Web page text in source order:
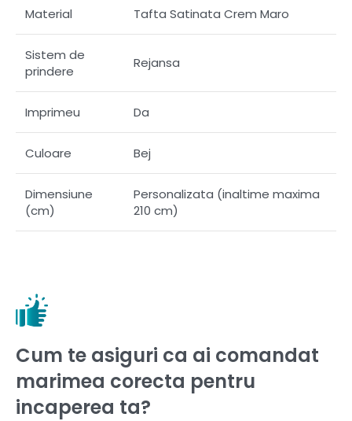
Material Tafta Satinata Crem Maro
Sistem de
prindere
Rejansa
Imprimeu Da
Culoare Bej
Dimensiune
(cm)
Personalizata (inaltime maxima
210 cm)
Cum te asiguri ca ai comandat
marimea corecta pentru
incaperea ta?